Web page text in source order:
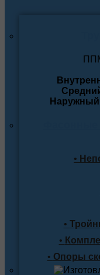
Наружный
•
•
•
• Опоры